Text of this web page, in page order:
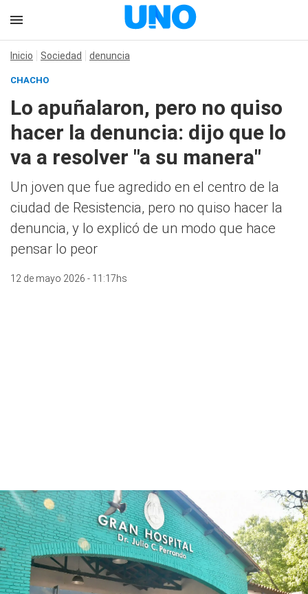
Inicio Sociedad denuncia
CHACHO
Lo apuñalaron, pero no quiso
hacer la denuncia: dijo que lo
va a resolver "a su manera"
Un joven que fue agredido en el centro de la
ciudad de Resistencia, pero no quiso hacer la
denuncia, y lo explicó de un modo que hace
pensar lo peor
12 de mayo 2026 - 11:17hs